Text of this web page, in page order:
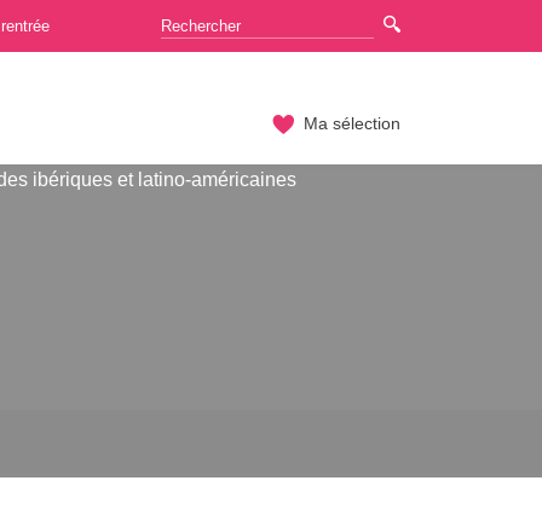
Ma sélection
ibériques et latino-américaines